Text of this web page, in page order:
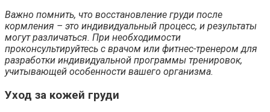
Важно помнить, что восстановление груди после
кормления – это индивидуальный процесс, и результаты
могут различаться. При необходимости
проконсультируйтесь с врачом или фитнес-тренером для
разработки индивидуальной программы тренировок,
учитывающей особенности вашего организма.
Уход за кожей груди